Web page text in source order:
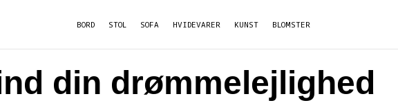
BORD STOL SOFA HVIDEVARER KUNST BLOMSTER
din drømmelejlighed